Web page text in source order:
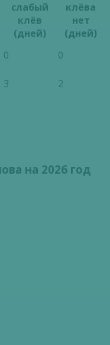
слабый
клёв
(дней)
клёва
нет
(дней)
0
0
3
2
на 2026 год